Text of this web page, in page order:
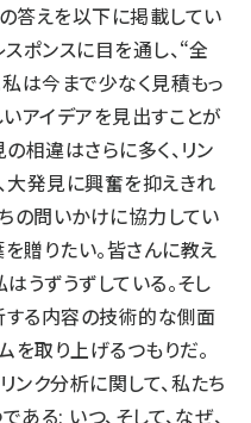
答えを以下に掲載してい
ポンスに目を通し、“全
は今まで少なく見積もっ
アイデアを見出すことが
相違はさらに多く、リン
大発見に興奮を抑えきれ
の問いかけに協力してい
贈りたい。皆さんに教え
うずうずしている。そし
する内容の技術的な側面
を取り上げるつもりだ。
ク分析に関して、私たち
る: いつ、そして、なぜ、